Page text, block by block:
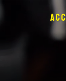
Panneau de